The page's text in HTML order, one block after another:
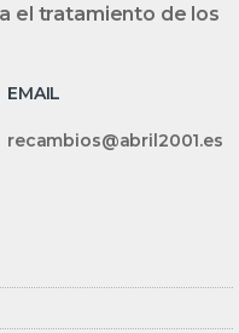
el tratamiento de los
EMAIL
recambios@abril2001.es